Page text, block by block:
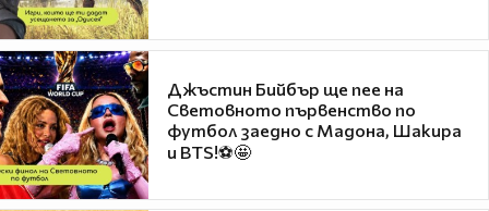
Джъстин Бийбър ще пее на
Световното първенство по
футбол заедно с Мадона, Шакира
и BTS!⚽🤩